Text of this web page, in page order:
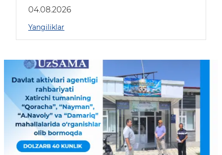
04.08.2026
Yangiliklar